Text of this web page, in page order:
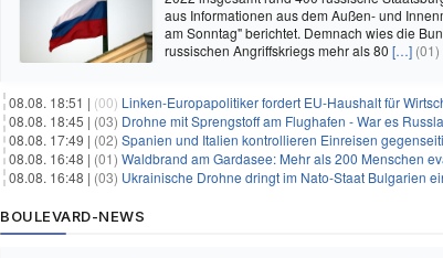
aus Informationen aus dem Außen- und
am Sonntag" berichtet. Demnach wies die
russischen Angriffskriegs mehr als 80 […] (01)
08.08. 18:51 | (00) Linken-Europapolitiker fordert EU-Haushalt für
08.08. 18:45 | (03) Drohne mit Sprengstoff am Flughafen - War es
08.08. 17:49 | (02) Spanien und Italien kontrollieren Einreisen
08.08. 16:48 | (01) Waldbrand am Gardasee: Mehr als 200 Menschen
08.08. 16:48 | (03) Ukrainische Drohne dringt im Nato-Staat Bulgarien
BOULEVARD-NEWS